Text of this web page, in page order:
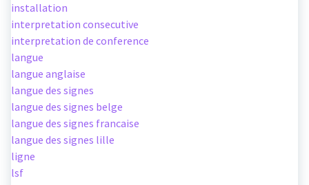
installation
interpretation consecutive
interpretation de conference
langue
langue anglaise
langue des signes
langue des signes belge
langue des signes francaise
langue des signes lille
ligne
lsf